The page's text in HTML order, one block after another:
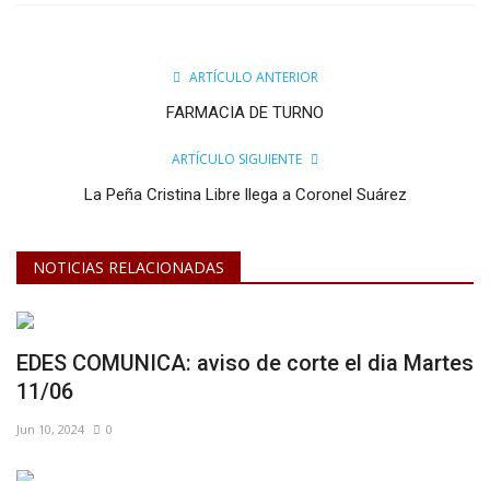
ARTÍCULO ANTERIOR
FARMACIA DE TURNO
ARTÍCULO SIGUIENTE
La Peña Cristina Libre llega a Coronel Suárez
NOTICIAS RELACIONADAS
EDES COMUNICA: aviso de corte el dia Martes
11/06
Jun 10, 2024 0